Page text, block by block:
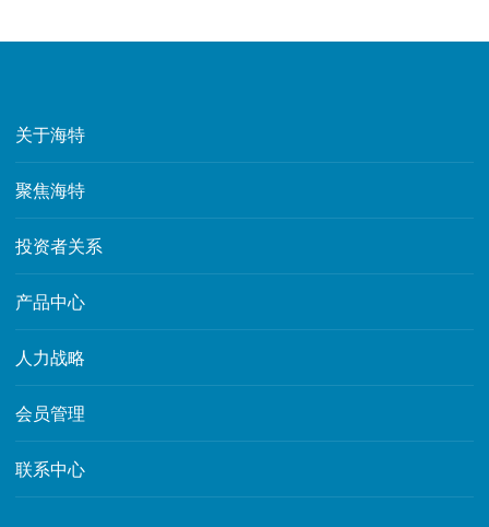
关于海特
聚焦海特
投资者关系
产品中心
人力战略
会员管理
联系中心